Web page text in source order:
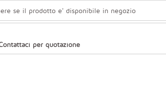
se il prodotto e' disponibile in negozio
per quotazione